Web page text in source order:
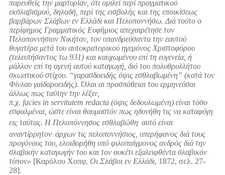
παρευθείς την μαρτυρίαν, ότι ομιλεί περί πραγματικού
εκσλαβισμού, δηλαδή, περί της εισβολής και της εποικίσεως
βαρβάρων Σλάβων εν Ελλάδι και Πελοποννήσω. Διά τούτο ο
περίφημος Γραμματικός Ευφήμιος απεχαιρέτησε τον
Πελοποννήσιον Νικήταν, τον υπανδρεύσαντα την εαυτού
θυγατέρα μετά του αυτοκρατορικού ηγεμόνος Χριστοφόρου
(τελευτήσαντος τω 931) και καυχωμένου επί τη ευγενεία, ή
μάλλον επί τη αγενή αυτού καταγωγή, διό του πολυθρυλλήτου
σκωπτικού στίχου. “γαρασδοειδής όψις εσθλαβωμένη” (κατά τον
Φίνλαυ γαϊδαροειδής). Όλαι αι προσπάθειαι του ερμηνεύσαι
άλλως πως ταύτην την λέξιν,
π.χ. facies in servitutem redacta (όψις δεδουλωμένη) είναι τόσο
εσφαλμέναι, ώστε είναι θαυμαστόν πως ηδυνήθη τις να καταφύγη
εις ταύτας. Η Πελοπόννησος εσθλαβώθη. αυτό είναι
αναντίρρητον. άρχων τις πελοποννήσιος, υπερήφανος διά τους
προγόνους του, ελοιδορήθη υπό φιλοπαίγμονος ανδρός διά την
σλαβικήν καταγωγήν του και τον ουκέτι εξαλειφθέντα σλαβικόν
τύπον» [Καρόλου Χοπφ, Οι Σλάβοι εν Ελλάδι, 1872, σελ. 27-
28].